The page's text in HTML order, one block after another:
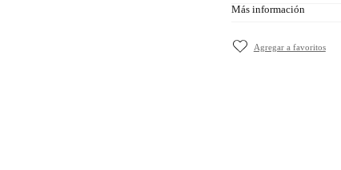
Más información